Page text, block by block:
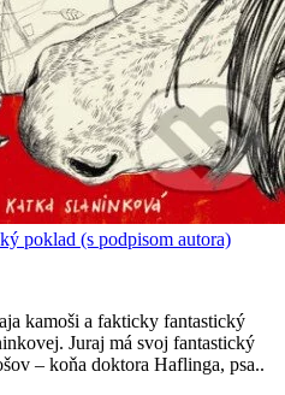
poklad (s podpisom autora)
kamoši a fakticky fantastický
Juraj má svoj fantastický
– koňa doktora Haflinga, psa..